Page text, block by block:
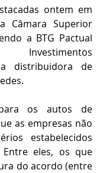
ontem em
Câmara Superior
a BTG Pactual
distribuidora de
os autos de
as empresas não
estabelecidos
eles, os que
do acordo (entre